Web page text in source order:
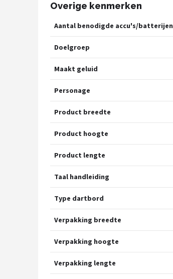
Overige kenmerken
Aantal benodigde accu's/batterijen
Doelgroep
Maakt geluid
Personage
Product breedte
Product hoogte
Product lengte
Taal handleiding
Type dartbord
Verpakking breedte
Verpakking hoogte
Verpakking lengte